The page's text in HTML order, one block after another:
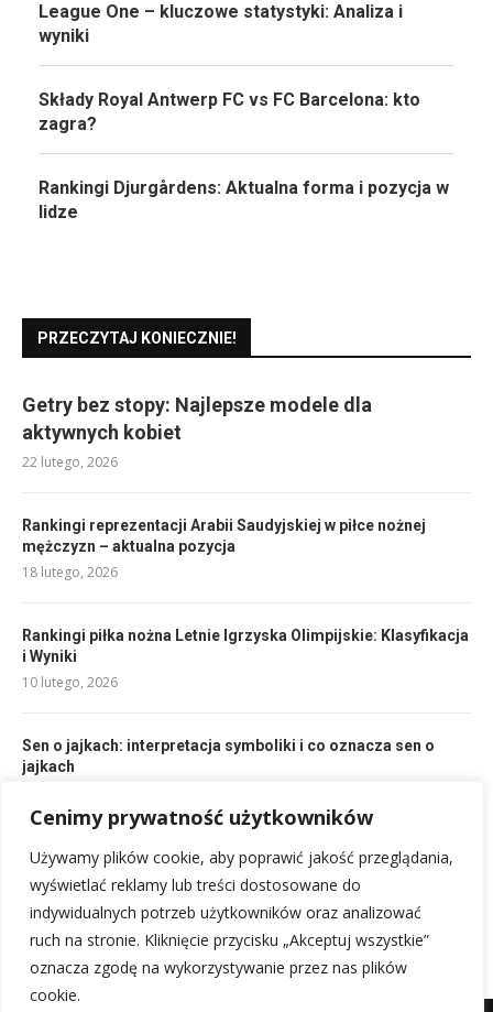
Cenimy prywatność użytkowników
Używamy plików cookie, aby poprawić jakość przeglądania,
wyświetlać reklamy lub treści dostosowane do
indywidualnych potrzeb użytkowników oraz analizować
ruch na stronie. Kliknięcie przycisku „Akceptuj wszystkie”
oznacza zgodę na wykorzystywanie przez nas plików
cookie.
League One – kluczowe statystyki: Analiza i
wyniki
Składy Royal Antwerp FC vs FC Barcelona: kto
zagra?
Rankingi Djurgårdens: Aktualna forma i pozycja w
lidze
PRZECZYTAJ KONIECZNIE!
Getry bez stopy: Najlepsze modele dla
aktywnych kobiet
22 lutego, 2026
Rankingi reprezentacji Arabii Saudyjskiej w piłce nożnej
mężczyzn – aktualna pozycja
18 lutego, 2026
Rankingi piłka nożna Letnie Igrzyska Olimpijskie: Klasyfikacja
i Wyniki
10 lutego, 2026
Sen o jajkach: interpretacja symboliki i co oznacza sen o
jajkach
Składy Rizespor Fenerbahçe: Prawdopodobna jedenastka na
mecz
10 lutego, 2026